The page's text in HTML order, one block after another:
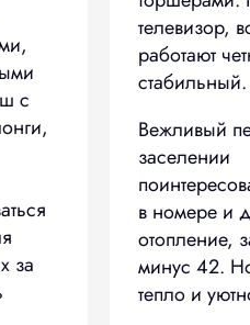
с
за
телевизор,
работают
Вежливый
заселении
в номере и
отопление,
минус 42.
тепло и